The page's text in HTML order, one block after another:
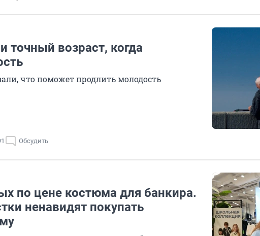
точный возраст, когда
что поможет продлить молодость
Обсудить
по цене костюма для банкира.
ненавидят покупать